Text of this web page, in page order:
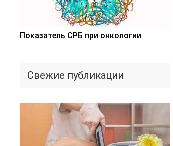
Показатель СРБ при онкологии
Свежие публикации